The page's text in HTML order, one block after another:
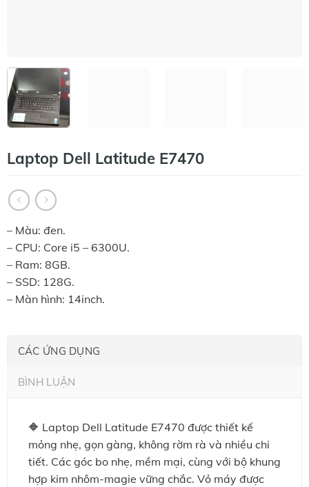
Laptop Dell Latitude E7470
– Màu: đen.
– CPU: Core i5 – 6300U.
– Ram: 8GB.
– SSD: 128G.
– Màn hình: 14inch.
CÁC ỨNG DỤNG
BÌNH LUẬN
🔶 Laptop Dell Latitude E7470 được thiết kế
mỏng nhẹ, gọn gàng, không rờm rà và nhiều chi
tiết. Các góc bo nhẹ, mềm mại, cùng với bộ khung
hợp kim nhôm-magie vững chắc. Vỏ máy được